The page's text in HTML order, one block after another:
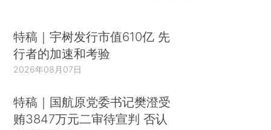
特稿｜宇树发行市值610亿 先
行者的加速和考验
2026年08月07日
特稿｜国航原党委书记樊澄受
贿3847万元二审待宣判 否认